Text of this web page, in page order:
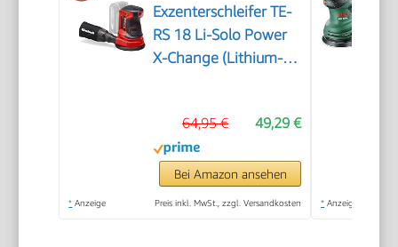
Exzenterschleifer TE-
RS 18 Li-Solo Power
X-Change (Lithium-
Kletthaftung, inkl. 1x
Schleifpapier P80,
ohne Akku und
Ladegerät)
49,29 €
64,95 €
Bei Amazon ansehen
* Anzeige Preis inkl. MwSt., zzgl. Versandkosten * Anzeige